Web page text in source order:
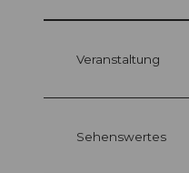
Veranstaltung
Sehenswertes